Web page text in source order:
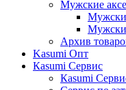
Мужские
Архив
Kasumi Опт
Кasumi Сервис
Кasumi